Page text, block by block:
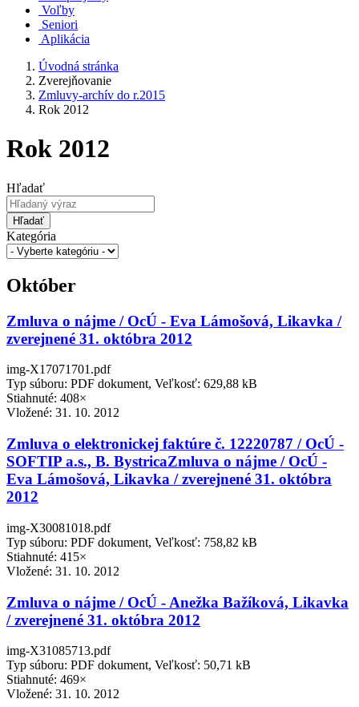
Voľby
Seniori
Aplikácia
Úvodná stránka
Zverejňovanie
Zmluvy-archív do r.2015
Rok 2012
Rok 2012
Hľadať
Hľadať
Kategória
Október
Zmluva o nájme / OcÚ - Eva Lámošová, Likavka /
zverejnené 31. októbra 2012
img-X17071701.pdf
Typ súboru: PDF dokument, Veľkosť: 629,88 kB
Stiahnuté: 408×
Vložené: 31. 10. 2012
Zmluva o elektronickej faktúre č. 12220787 / OcÚ -
SOFTIP a.s., B. BystricaZmluva o nájme / OcÚ -
Eva Lámošová, Likavka / zverejnené 31. októbra
2012
img-X30081018.pdf
Typ súboru: PDF dokument, Veľkosť: 758,82 kB
Stiahnuté: 415×
Vložené: 31. 10. 2012
Zmluva o nájme / OcÚ - Anežka Bažíková, Likavka
/ zverejnené 31. októbra 2012
img-X31085713.pdf
Typ súboru: PDF dokument, Veľkosť: 50,71 kB
Stiahnuté: 469×
Vložené: 31. 10. 2012